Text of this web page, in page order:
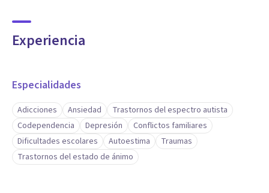
Experiencia
Especialidades
Adicciones Ansiedad
Trastornos del espectro autista
Codependencia
Depresión
Conflictos familiares
Dificultades escolares
Autoestima
Traumas
Trastornos del estado de ánimo